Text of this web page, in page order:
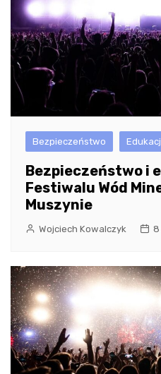
Bezpieczeństwo
Bezpieczeństwo i
Festiwalu Wód
Muszynie
Wojciech Kowalczyk 8